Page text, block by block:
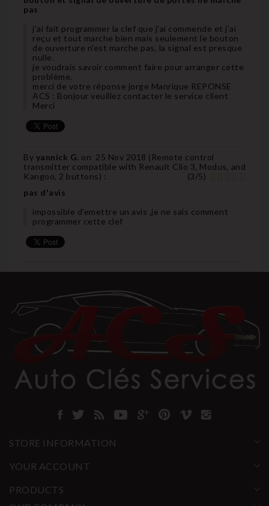
pas
j'ai fait programmer la clef que j'ai commende et j'ai
reçu et tout marche bien mais seulement le bouton
de ouverture n'est marche pas, la signal est presque
nulle.
je voudrais savoir comment faire pour arranger cette
problème.
merci de votre réponse jorge Manrique REPONSE
ACS : Bonjour veuillez contacter le service client
Merci
By yannick G. on 25 Nov 2018 ( Remote control
transmitter compatible with Renault Clio 3, Modus, and
Kangoo, 2 buttons) : (3/5)
pas d'avis
impossible d'emettre un avis ,je ne sais comment
programmer cette clef
STORE INFORMATION
YOUR ACCOUNT
PRODUCTS